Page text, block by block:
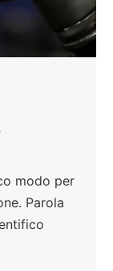
modo per
Parola